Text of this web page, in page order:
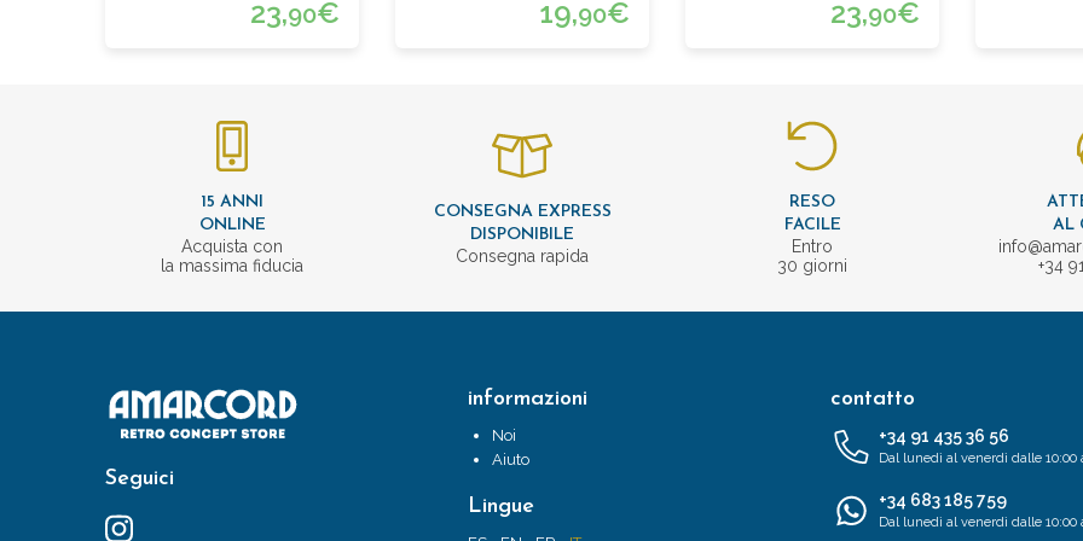
23,90€ 19,90€ 23,90€
15 ANNI
ONLINE
Acquista con
la massima fiducia
CONSEGNA EXPRESS
DISPONIBILE
Consegna rapida
RESO
FACILE
Entro
30 giorni
AL
+34
Seguici
informazioni
Noi
Aiuto
Lingue
contatto
+34 91 435 36 56
Dal lunedì al venerdì dalle 10:00
+34 683 185 759
Dal lunedì al venerdì dalle 10:00